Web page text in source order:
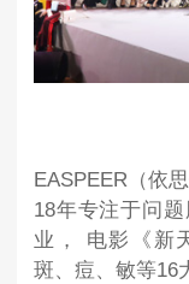
EASPEER（依
18年专注于问
业， 电影《新
斑、痘、敏等16